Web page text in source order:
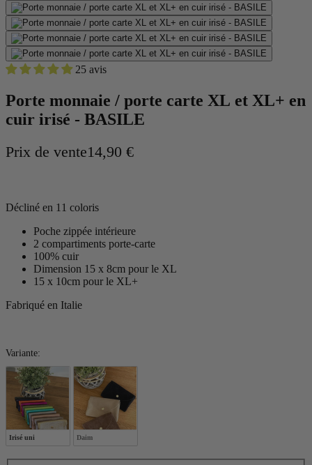
25 avis
Porte monnaie / porte carte XL et XL+ en
cuir irisé - BASILE
Prix de vente14,90 €
Décliné en 11 coloris
Poche zippée intérieure
2 compartiments porte-carte
100% cuir
Dimension 15 x 8cm pour le XL
15 x 10cm pour le XL+
Fabriqué en Italie
Variante:
Irisé uni Daim